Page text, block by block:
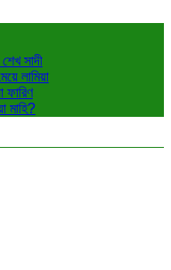
সাদী
লামিয়া
ফারিণ
মাহি?